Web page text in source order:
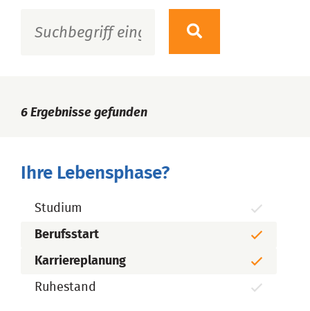
6 Ergebnisse gefunden
Ihre Lebensphase?
Studium
Berufsstart
Karriereplanung
Ruhestand